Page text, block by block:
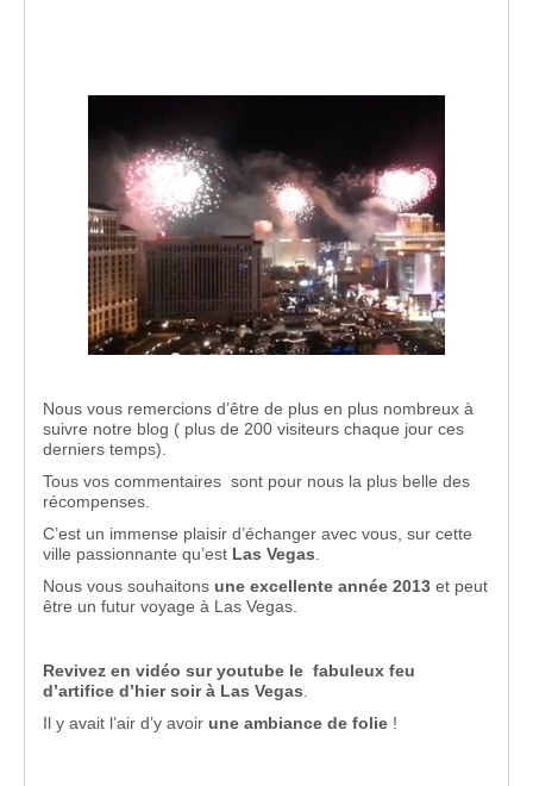
Nous vous remercions d’être de plus en plus nombreux à
suivre notre blog ( plus de 200 visiteurs chaque jour ces
derniers temps).
Tous vos commentaires sont pour nous la plus belle des
récompenses.
C’est un immense plaisir d’échanger avec vous, sur cette
ville passionnante qu’est Las Vegas
Nous vous souhaitons une excellente année 2013 et peut
être un futur voyage à Las Vegas.
Revivez en vidéo sur youtube le fabuleux feu
d’artifice d’hier soir à Las Vegas
Il y avait l’air d’y avoir une ambiance de folie !